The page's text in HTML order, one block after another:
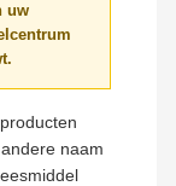
uw
naam